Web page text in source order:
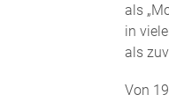
als
in
als
Von